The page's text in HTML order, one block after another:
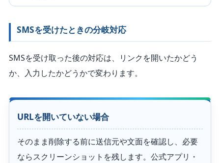
SMSを受けたときの分岐対応
SMSを受け取った後の対応は、リンクを開いたかどう
か、入力したかどうかで変わります。
URLを開いていない場合
そのまま削除する前に送信元や文面を確認し、必要
ならスクリーンショットを残します。公式アプリ・